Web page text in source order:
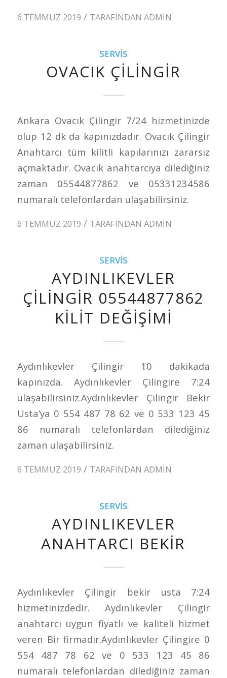
6 TEMMUZ 2019 / TARAFINDAN ADMIN
SERVIS
OVACIK ÇILINGIR
Ankara Ovacık Çilingir 7/24 hizmetinizde
olup 12 dk da kapınızdadır. Ovacık Çilingir
Anahtarcı tüm kilitli kapılarınızı zararsız
açmaktadır. Ovacık anahtarcıya dilediğiniz
zaman 05544877862 ve 05331234586
numaralı telefonlardan ulaşabilirsiniz.
6 TEMMUZ 2019 / TARAFINDAN ADMIN
SERVIS
AYDINLIKEVLER
ÇILINGIR 05544877862
KILIT DEĞIŞIMI
Aydınlıkevler Çilingir 10 dakikada
kapınızda. Aydınlıkevler Çilingire 7:24
ulaşabilirsiniz.Aydınlıkevler Çilingir Bekir
Usta’ya 0 554 487 78 62 ve 0 533 123 45
86 numaralı telefonlardan dilediğiniz
zaman ulaşabilirsiniz.
6 TEMMUZ 2019 / TARAFINDAN ADMIN
SERVIS
AYDINLIKEVLER
ANAHTARCI BEKIR
Aydınlıkevler Çilingir bekir usta 7:24
hizmetinizdedir. Aydınlıkevler Çilingir
anahtarcı uygun fiyatlı ve kaliteli hizmet
veren Bir firmadır.Aydınlıkevler Çilingire 0
554 487 78 62 ve 0 533 123 45 86
numaralı telefonlardan dilediğiniz zaman